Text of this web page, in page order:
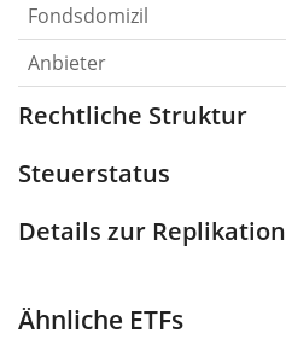
Fondsdomizil
Anbieter
Rechtliche Struktur
Steuerstatus
Details zur Replikation
Ähnliche ETFs